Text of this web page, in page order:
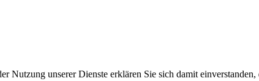
Nutzung unserer Dienste erklären Sie sich damit